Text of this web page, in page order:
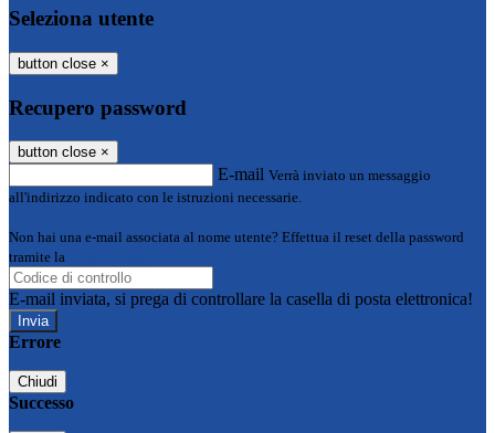
Seleziona utente
button close ×
Recupero password
button close ×
E-mail Verrà inviato un messaggio
all'indirizzo indicato con le istruzioni necessarie.
Non hai una e-mail associata al nome utente? Effettua il reset della password
tramite la
E-mail inviata, si prega di controllare la casella di posta elettronica!
Errore
Chiudi
Successo